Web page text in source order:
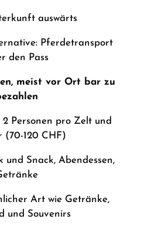
auswärts
Pferdetransport
den Pass
meist vor Ort bar zu
Personen pro Zelt und
(70-120 CHF)
und Snack, Abendessen,
Art wie Getränke,
und Souvenirs